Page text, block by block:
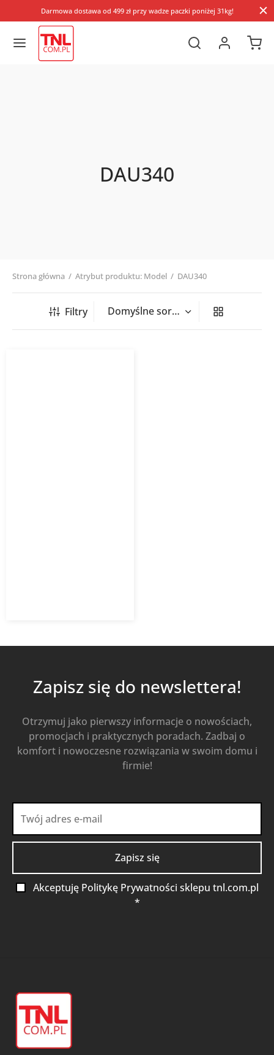
Darmowa dostawa od 499 zł przy wadze paczki poniżej 31kg!
DAU340
Strona główna / Atrybut produktu: Model / DAU340
Filtry
Zapisz się do newslettera!
Otrzymuj jako pierwszy informacje o nowościach,
promocjach i praktycznych poradach. Zadbaj o
komfort i nowoczesne rozwiązania w swoim domu i
firmie!
Akceptuję Politykę Prywatności sklepu tnl.com.pl
*